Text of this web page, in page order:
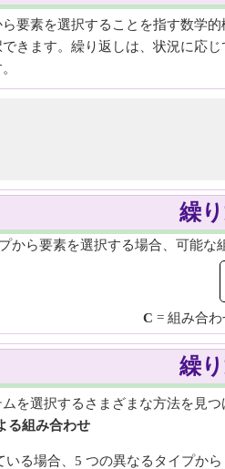
要素を選択することを指す数学
きます。繰り返しは、状況に応
繰
から要素を選択する場合、可能
C = 組み合わ
繰
を選択するさまざまな方法を見
る組み合わせ
いる場合、5 つの異なるタイプか